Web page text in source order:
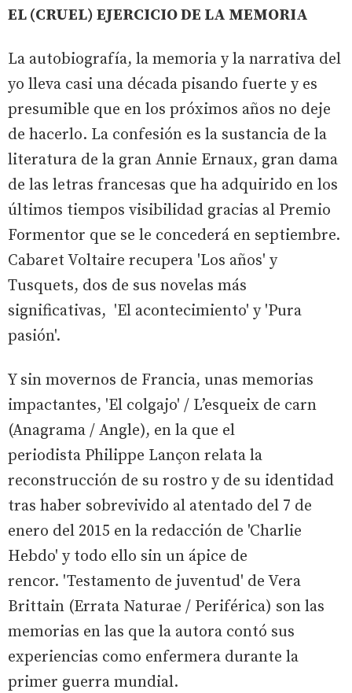
EL (CRUEL) EJERCICIO DE LA MEMORIA
La autobiografía, la memoria y la narrativa del
yo lleva casi una década pisando fuerte y es
presumible que en los próximos años no deje
de hacerlo. La confesión es la sustancia de la
literatura de la gran Annie Ernaux, gran dama
de las letras francesas que ha adquirido en los
últimos tiempos visibilidad gracias al Premio
Formentor que se le concederá en septiembre.
Cabaret Voltaire recupera 'Los años' y
Tusquets, dos de sus novelas más
significativas, 'El acontecimiento' y 'Pura
pasión'.
Y sin movernos de Francia, unas memorias
impactantes, 'El colgajo' / L’esqueix de carn
(Anagrama / Angle), en la que el
periodista Philippe Lançon relata la
reconstrucción de su rostro y de su identidad
tras haber sobrevivido al atentado del 7 de
enero del 2015 en la redacción de 'Charlie
Hebdo' y todo ello sin un ápice de
rencor. 'Testamento de juventud' de Vera
Brittain (Errata Naturae / Periférica) son las
memorias en las que la autora contó sus
experiencias como enfermera durante la
primer guerra mundial.